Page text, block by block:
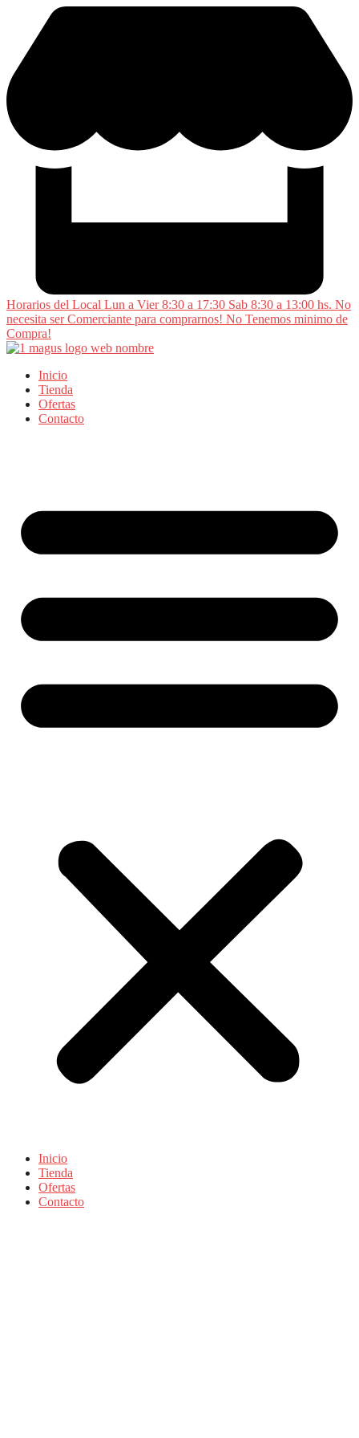
contenido
Horarios del Local Lun a Vier 8:30 a 17:30 Sab 8:30 a 13:00 hs. No
necesita ser Comerciante para comprarnos! No Tenemos minimo de
Compra!
Inicio
Tienda
Ofertas
Contacto
Inicio
Tienda
Ofertas
Contacto